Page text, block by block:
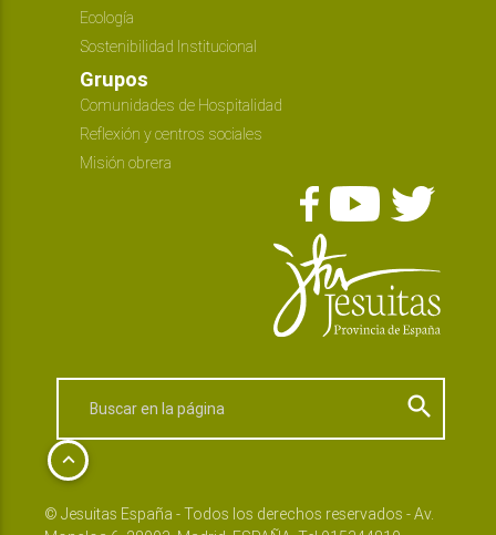
Ecología
Sostenibilidad Institucional
Grupos
Comunidades de Hospitalidad
Reflexión y centros sociales
Misión obrera
search
keyboard_arrow_up
© Jesuitas España - Todos los derechos reservados - Av.